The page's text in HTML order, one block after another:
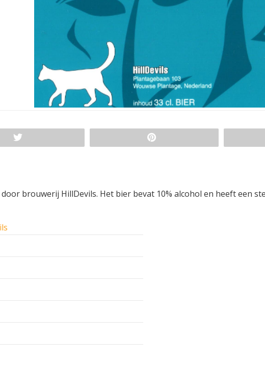
brouwerij HillDevils. Het bier bevat 10% alcohol en heeft een